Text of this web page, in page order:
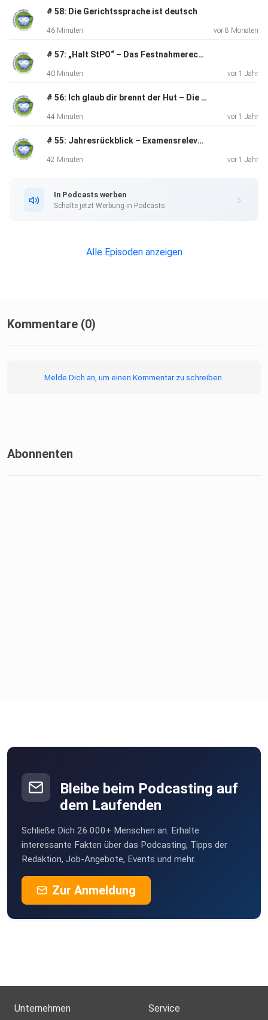
gerne
eure Meinung zum Thema oder euer Feedback zur Folge an
@raeuberischerespresso. Bis zur nächsten Folge!
# 58: Die Gerichtssprache ist deutsch
46 Minuten vor 8 Monaten
# 57: „Halt StPO“ – Das Festnahmerecht des § 127 StPO
40 Minuten vor 1 Jahr
# 56: Ich glaub dir brennt der Hut – Die Brandstiftungsdelikte
44 Minuten vor 1 Jahr
# 55: Jahresrückblick – Examensrelevante Entscheidungen 2024 – Teil 2
42 Minuten vor 1 Jahr
In Podcasts werben
Schalte jetzt Werbung in Podcasts.
Alle Episoden anzeigen
Kommentare (0)
Melde Dich an, um einen Kommentar zu schreiben.
Abonnenten
Bleibe beim Podcasting auf
dem Laufenden
Schließe Dich 26.000+ Menschen an. Erhalte
interessante Fakten über das Podcasting, Tipps der
Redaktion, Job-Angebote, Events und mehr.
Zur Anmeldung
Unternehmen Service